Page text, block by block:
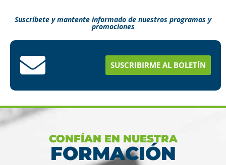
estudios en menos tiempo
Suscríbete y mantente informado de nuestros programas y
promociones
SUSCRIBIRME AL BOLETÍN
CONFÍAN EN NUESTRA
FORMACIÓN